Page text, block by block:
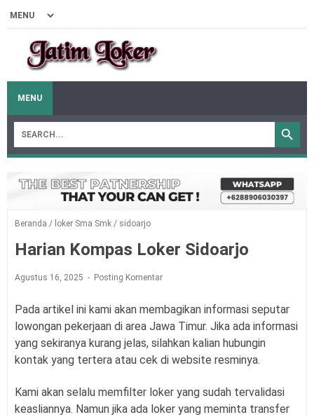
MENU
Beranda / loker Sma Smk / sidoarjo
Harian Kompas Loker Sidoarjo
Agustus 16, 2025 Posting Komentar
Pada artikel ini kami akan membagikan informasi seputar
lowongan pekerjaan di area Jawa Timur. Jika ada informasi
yang sekiranya kurang jelas, silahkan kalian hubungin
kontak yang tertera atau cek di website resminya.
Kami akan selalu memfilter loker yang sudah tervalidasi
keasliannya. Namun jika ada loker yang meminta transfer